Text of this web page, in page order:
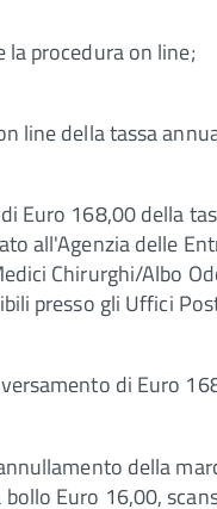
la procedura on line;
line della tassa
Euro 168,00 della
all'Agenzia delle
Chirurghi/Albo
presso gli Uffici
di Euro
della
bollo Euro 16,00,